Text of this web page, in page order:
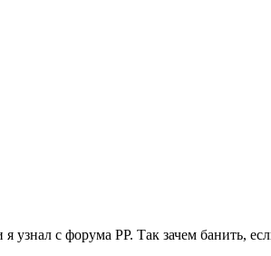
узнал с форума РР. Так зачем банить,